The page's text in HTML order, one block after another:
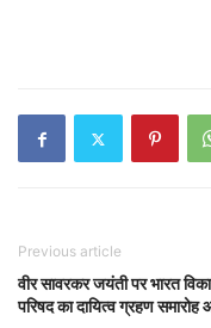
Previous article
वीर सावरकर जयंती पर भारत
परिषद का दायित्व ग्रहण समारोह